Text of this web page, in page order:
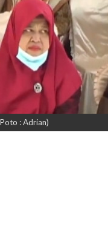
: Adrian)